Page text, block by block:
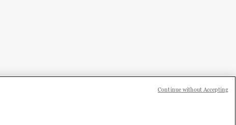
Continue without Accepting